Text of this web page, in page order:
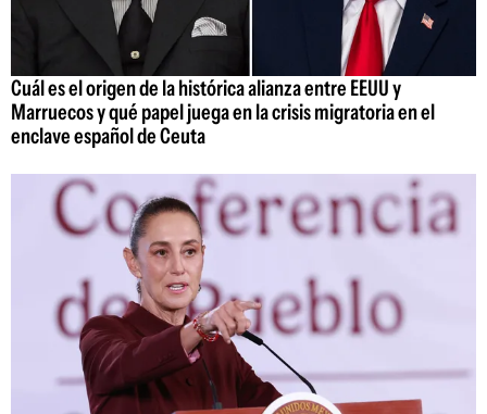
Cuál es el origen de la histórica alianza entre EEUU y
Marruecos y qué papel juega en la crisis migratoria en el
enclave español de Ceuta